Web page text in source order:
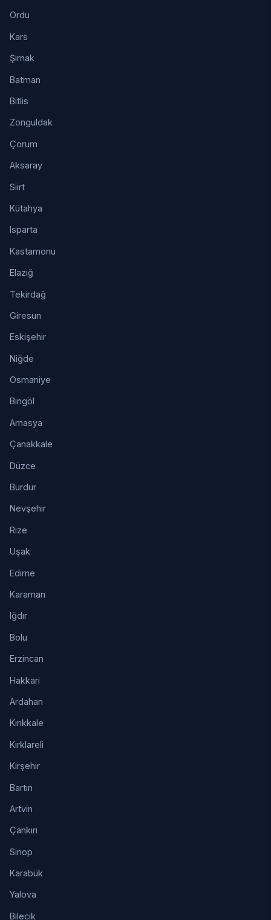
Ordu
Kars
Şırnak
Batman
Bitlis
Zonguldak
Çorum
Aksaray
Siirt
Kütahya
Isparta
Kastamonu
Elazığ
Tekirdağ
Giresun
Eskişehir
Niğde
Osmaniye
Bingöl
Amasya
Çanakkale
Düzce
Burdur
Nevşehir
Rize
Uşak
Edirne
Karaman
Iğdır
Bolu
Erzincan
Hakkari
Ardahan
Kırıkkale
Kırklareli
Kırşehir
Bartın
Artvin
Çankırı
Sinop
Karabük
Yalova
Bilecik